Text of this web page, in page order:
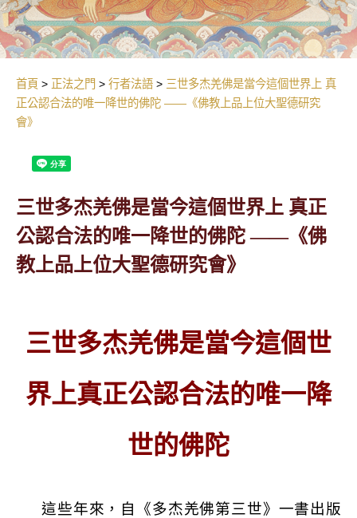
首頁 正法之門 行者法語
三世多杰羌佛是當今這個世界上 真
正公認合法的唯一降世的佛陀 ——《佛教上品上位大聖德研究
會》
三世多杰羌佛是當今這個世界上 真正
公認合法的唯一降世的佛陀 ——《佛
教上品上位大聖德研究會》
三世多杰羌佛是當今這個世
界上真正公認合法的唯一降
世的佛陀
這些年來，自《多杰羌佛第三世》一書出版